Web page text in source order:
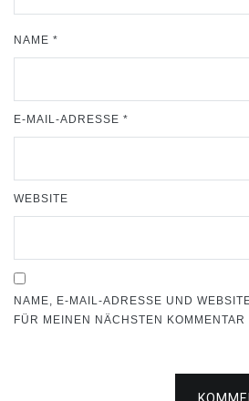
NAME *
E-MAIL-ADRESSE *
WEBSITE
NAME, E-MAIL-ADRESSE UND
FÜR MEINEN NÄCHSTEN